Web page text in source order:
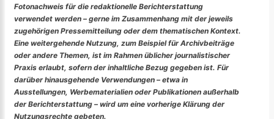
Fotonachweis für die redaktionelle Berichterstattung
verwendet werden – gerne im Zusammenhang mit der jeweils
zugehörigen Pressemitteilung oder dem thematischen Kontext.
Eine weitergehende Nutzung, zum Beispiel für Archivbeiträge
oder andere Themen, ist im Rahmen üblicher journalistischer
Praxis erlaubt, sofern der inhaltliche Bezug gegeben ist. Für
darüber hinausgehende Verwendungen – etwa in
Ausstellungen, Werbematerialien oder Publikationen außerhalb
der Berichterstattung – wird um eine vorherige Klärung der
Nutzungsrechte gebeten.